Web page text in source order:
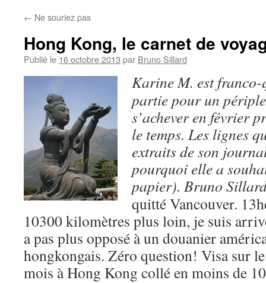
← Ne souriez pas
Hong Kong, le carnet de
Publié le 16 octobre 2013 par Bruno Sillard
Karine M. est franco-
partie pour un
s’achever en février
le temps. Les lignes
extraits de son
pourquoi elle a
papier). Bruno
quitté Vancouver.
10300 kilomètres plus loin, je suis
a pas plus opposé à un douanier
hongkongais. Zéro question! Visa sur
mois à Hong Kong collé en moins de